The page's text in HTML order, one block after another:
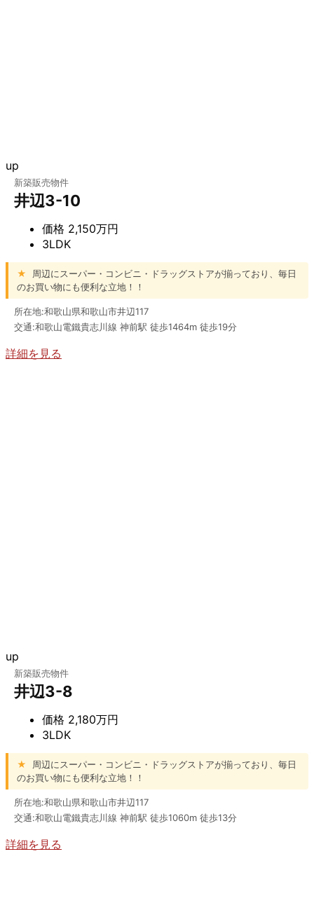
up
新築販売物件
井辺3-10
価格 2,150万円
3LDK
★
周辺にスーパー・コンビニ・ドラッグストアが揃っており、毎日
のお買い物にも便利な立地！！
所在地:和歌山県和歌山市井辺117
交通:和歌山電鐵貴志川線 神前駅 徒歩1464m 徒歩19分
詳細を見る
up
新築販売物件
井辺3-8
価格 2,180万円
3LDK
★
周辺にスーパー・コンビニ・ドラッグストアが揃っており、毎日
のお買い物にも便利な立地！！
所在地:和歌山県和歌山市井辺117
交通:和歌山電鐵貴志川線 神前駅 徒歩1060m 徒歩13分
詳細を見る